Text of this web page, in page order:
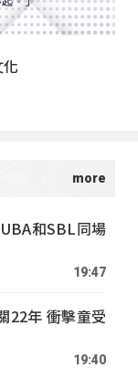
和SBL同場
19:47
22年 衝擊童受
19:40